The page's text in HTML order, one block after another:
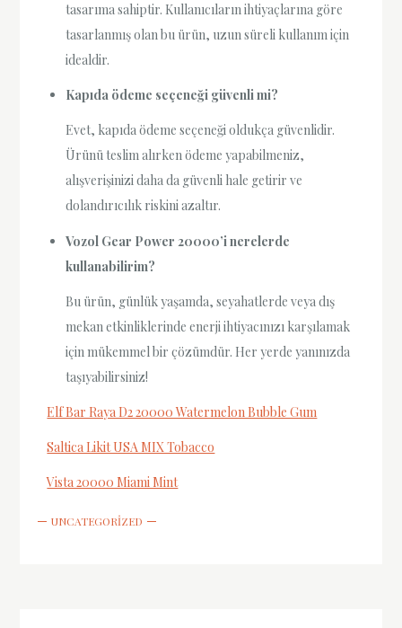
tasarıma sahiptir. Kullanıcıların ihtiyaçlarına göre
tasarlanmış olan bu ürün, uzun süreli kullanım için
idealdir.
Kapıda ödeme seçeneği güvenli mi?
Evet, kapıda ödeme seçeneği oldukça güvenlidir.
Ürünü teslim alırken ödeme yapabilmeniz,
alışverişinizi daha da güvenli hale getirir ve
dolandırıcılık riskini azaltır.
Vozol Gear Power 20000’i nerelerde
kullanabilirim?
Bu ürün, günlük yaşamda, seyahatlerde veya dış
mekan etkinliklerinde enerji ihtiyacınızı karşılamak
için mükemmel bir çözümdür. Her yerde yanınızda
taşıyabilirsiniz!
Elf Bar Raya D2 20000 Watermelon Bubble Gum
Saltica Likit USA MIX Tobacco
Vista 20000 Miami Mint
UNCATEGORIZED